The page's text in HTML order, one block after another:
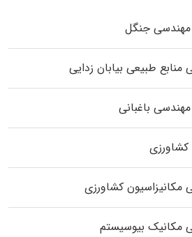
مهندسی جنگل
طبیعی بیابان زدایی
باغبانی
کشاورزی
کشاورزی
مکانیک بیوسیستم